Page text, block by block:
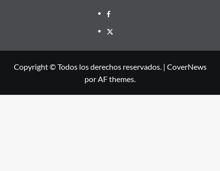
Facebook
X
Copyright © Todos los derechos reservados. | CoverNews
por AF themes.